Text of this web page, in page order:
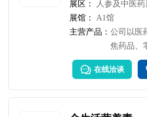
展区：
人参及中医药
展馆：
A1馆
主营产品：公司以医
焦药品、
务板块，
SPD 业务
致力于打
在线洽谈